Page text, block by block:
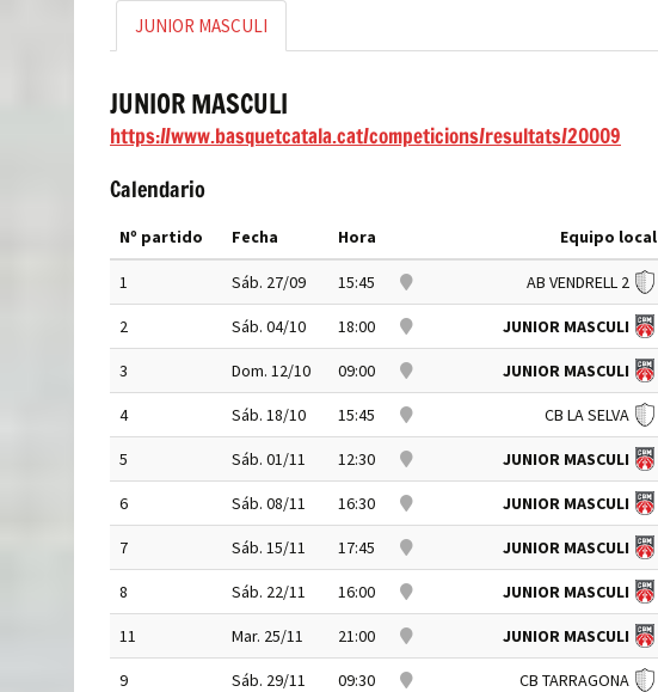
JUNIOR MASCULI
JUNIOR MASCULI
https://www.basquetcatala.cat/competicions/resultats/20009
Calendario
Nº partido Fecha Hora Equipo local
1 Sáb. 27/09 15:45 AB VENDRELL 2
2 Sáb. 04/10 18:00 JUNIOR MASCULI
3 Dom. 12/10 09:00 JUNIOR MASCULI
4 Sáb. 18/10 15:45 CB LA SELVA
5 Sáb. 01/11 12:30 JUNIOR MASCULI
6 Sáb. 08/11 16:30 JUNIOR MASCULI
7 Sáb. 15/11 17:45 JUNIOR MASCULI
8 Sáb. 22/11 16:00 JUNIOR MASCULI
11 Mar. 25/11 21:00 JUNIOR MASCULI
9 Sáb. 29/11 09:30 CB TARRAGONA